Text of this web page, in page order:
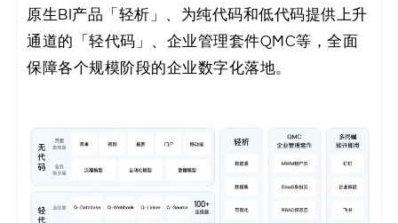
原生BI产品「轻析」、为纯代码和低代码提供上升
通道的「轻代码」、企业管理套件QMC等，全面
保障各个规模阶段的企业数字化落地。